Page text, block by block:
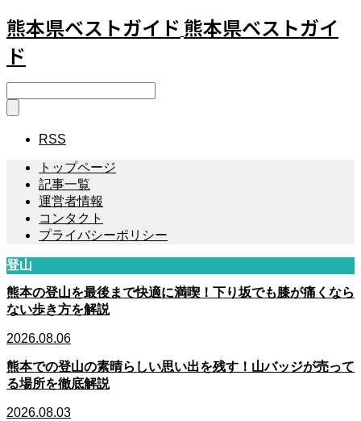
熊本県ベストガイド 熊本県ベストガイ
ド
RSS
トップページ
記事一覧
運営者情報
コンタクト
プライバシーポリシー
登山
熊本の登山を最後まで快適に満喫！下り坂でも膝が痛くなら
ない歩き方を解説
2026.08.06
熊本での登山の素晴らしい思い出を残す！山バッジが売って
る場所を徹底解説
2026.08.03